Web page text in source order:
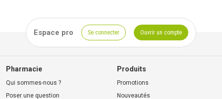
Espace pro Se connecter Ouvrir un compte
Pharmacie
Qui sommes-nous ?
Poser une question
Produits
Promotions
Nouveautés